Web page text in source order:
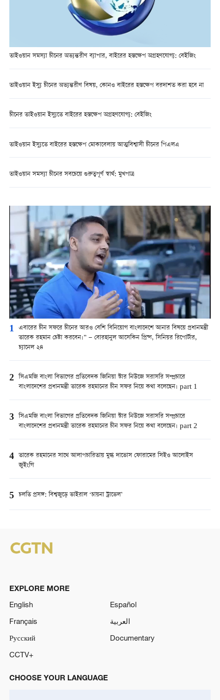
তাইওয়ান সমস্যা চীনের অভ্যন্তরীণ ব্যাপার, বাইরের হস্তক্ষেপ অগ্রহণযোগ্য: বেইজিং
তাইওয়ান ইস্যু চীনের অভ্যন্তরীণ বিষয়, কোনও বাইরের হস্তক্ষেপ বরদাশত করা হবে না
চীনের তাইওয়ান ইস্যুতে বাইরের হস্তক্ষেপ অগ্রহণযোগ্য: বেইজিং
তাইওয়ান ইস্যুতে বাইরের হস্তক্ষেপ মোকাবেলায় আত্মবিশ্বাসী চীনের পিএলএ
তাইওয়ান সমস্যা চীনের সবচেয়ে গুরুত্বপূর্ণ স্বার্থ: মুখপাত্র
1 এবারের চীন সফরে চীনের আরও বেশি বিনিয়োগ বাংলাদেশে আনার বিষয়ে প্রধানমন্ত্রী
তারেক রহমান চেষ্টা করবেন।” — বোরহানুল আসেকিন প্রিন্স, সিনিয়র রিপোর্টার,
চ্যানেল ২৪
2 সিএমজি বাংলা বিভাগের প্রতিবেদক জিনিয়া স্টার নিউজে সরাসরি সম্প্রচারে
বাংলাদেশের প্রধানমন্ত্রী তারেক রহমানের চীন সফর নিয়ে কথা বলেছেন। part 1
3 সিএমজি বাংলা বিভাগের প্রতিবেদক জিনিয়া স্টার নিউজে সরাসরি সম্প্রচারে
বাংলাদেশের প্রধানমন্ত্রী তারেক রহমানের চীন সফর নিয়ে কথা বলেছেন। part 2
4 তারেক রহমানের সাথে আলাপচারিতায় মুগ্ধ দাভোস ফোরামের সিইও আলোইস
জুইংগি
5 চলতি প্রসঙ্গ: বিশ্বজুড়ে ভাইরাল ‘চায়না ট্রাভেল’
EXPLORE MORE
English
Español
Français
العربية
Русский
Documentary
CCTV+
CHOOSE YOUR LANGUAGE